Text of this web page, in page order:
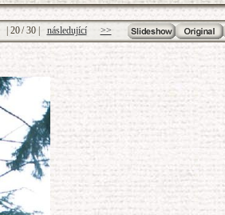
20/ 30 následující >>